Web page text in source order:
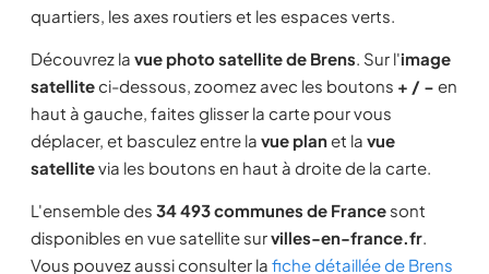
quartiers, les axes routiers et les espaces verts.
Découvrez la vue photo satellite de Brens. Sur l'image
satelliteci-dessous, zoomez avec les boutons + / − en
haut à gauche, faites glisser la carte pour vous
déplacer, et basculez entre la vue planet la vue
satellitevia les boutons en haut à droite de la carte.
L'ensemble des 34 493 communes de France sont
disponibles en vue satellite survilles-en-france.fr.
Vous pouvez aussi consulter la fiche détaillée de Brens